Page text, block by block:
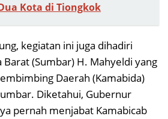
Kota di Tiongkok
kegiatan ini juga dihadiri
(Sumbar) H. Mahyeldi yang
Daerah (Kamabida)
Diketahui, Gubernur
pernah menjabat Kamabicab